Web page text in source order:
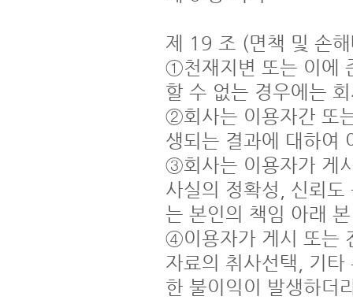
제 19 조 (면책 및 손
①천재지변 또는 이에
할 수 없는 경우에는
②회사는 이용자간 또
생되는 결과에 대하여
③회사는 이용자가 게
사실의 정확성, 신뢰
는 본인의 책임 아래
④이용자가 게시 또는
자료의 취사선택, 기
한 불이익이 발생하더